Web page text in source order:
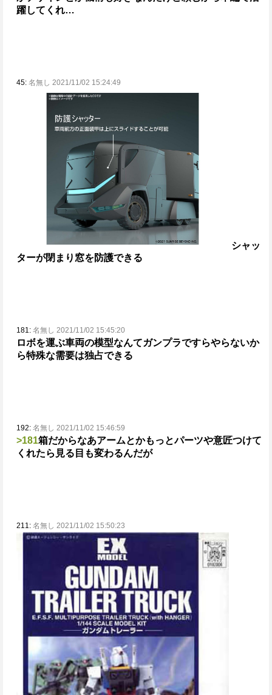
躍してくれ…
45: 名無し 2021/11/02 15:24:49
シャッ
ターが閉まり窓を防護できる
181: 名無し 2021/11/02 15:45:20
ロボを運ぶ車両の模型なんてガンプラですらやらないか
ら特殊な需要は独占できる
192: 名無し 2021/11/02 15:46:59
>181箱だからなあアームとかもっとパーツや意匠つけて
くれたら見る目も変わるんだが
211: 名無し 2021/11/02 15:50:23